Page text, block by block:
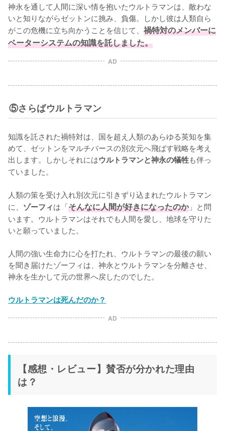
神永を通して人間に深い情を抱いたウルトラマンは、敵わな
いと知りながらゼットンに挑み、負傷。しかし彼は人類自ら
がこの危機に立ち向かうことを信じて、 禍特対のメンバーに
ベーターシステムの知識を託しました。
AD
⑤さらばウルトラマン
知識を託された禍特対は、国を超え人類のあらゆる英知を集
めて、ゼットンをマルチバースの別次元へ飛ばす戦略を考え
出します。しかしそれにはウルトラマンと神永の犠牲も伴っ
ていました。
人類の策を受け入れ別次元に引きずり込まれたウルトラマン
に、 ゾーフィは「そんなに人間が好きになったのか」と問
います。ウルトラマンはそれでも人間を愛し、地球を守りた
いと願っていました。
人間の強い生命力に心を打たれ、ウルトラマンの最後の願い
を聞き届けたゾーフィは、神永とウルトラマンを分離させ、
神永を生かして元の世界へ戻したのでした。
ウルトラマンは死んだのか？
AD
【感想・レビュー】賛否が分かれた理由
は？